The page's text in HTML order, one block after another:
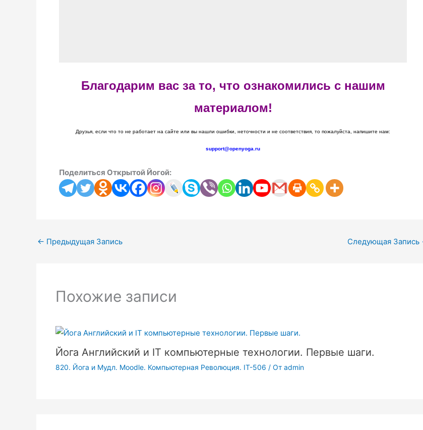
Благодарим вас за то, что ознакомились с нашим
материалом!
Друзья, если что то не работает на сайте или вы нашли ошибки, неточности и не соответствия, то пожалуйста, напишите нам:
support@openyoga.ru
Поделиться Открытой Йогой:
← Предыдущая Запись Следующая Запись
Похожие записи
Йога Английский и IT компьютерные технологии. Первые шаги.
820. Йога и Мудл. Moodle. Компьютерная Революция. IT-506 / От admin